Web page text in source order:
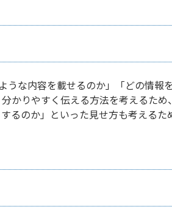
うな内容を載せるのか」「どの情報
かりやすく伝える方法を考えるた
るのか」といった見せ方も考える